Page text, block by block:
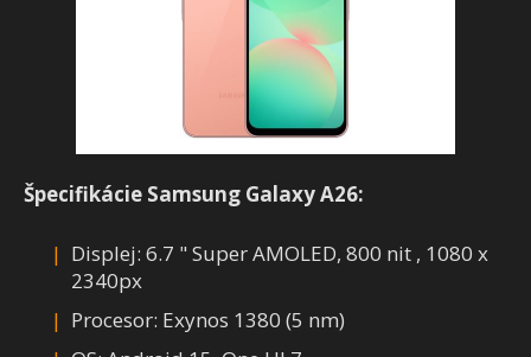
Špecifikácie Samsung Galaxy A26:
Displej: 6.7 " Super AMOLED, 800 nit , 1080 x
2340px
Procesor: Exynos 1380 (5 nm)